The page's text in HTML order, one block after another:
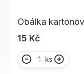
Obálka
15 Kč
ks